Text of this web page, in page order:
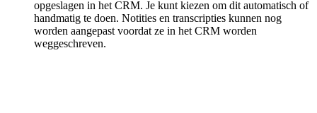
opgeslagen in het CRM. Je kunt kiezen om dit automatisch of
handmatig te doen. Notities en transcripties kunnen nog
worden aangepast voordat ze in het CRM worden
weggeschreven.